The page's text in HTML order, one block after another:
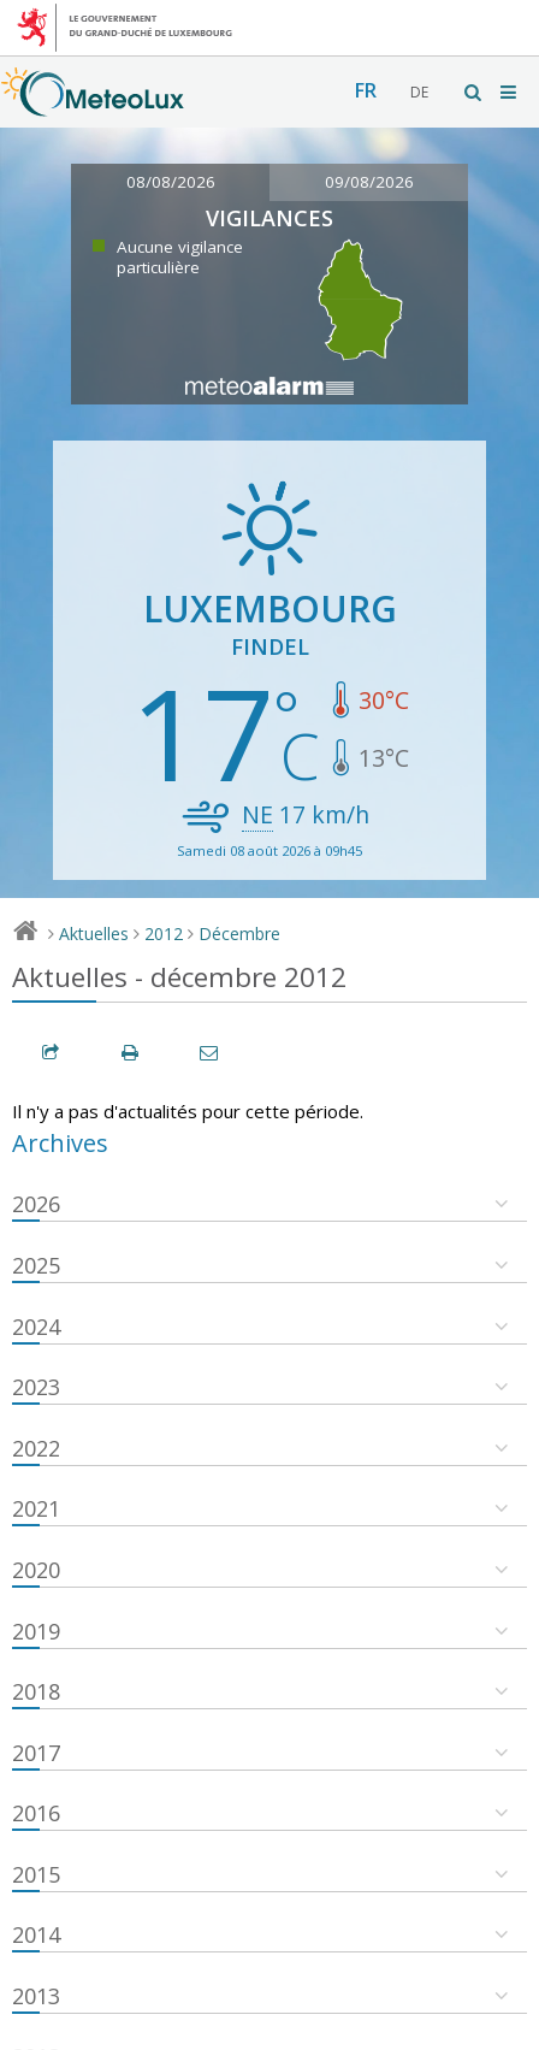
FR DE
08/08/2026 09/08/2026
VIGILANCES
Aucune vigilance
particulière
LUXEMBOURG
FINDEL
17 30°C
13°C
NE 17 km/h
Samedi 08 août 2026 à 09h45
> Aktuelles > 2012 > Décembre
Aktuelles - décembre 2012
Il n'y a pas d'actualités pour cette période.
Archives
2026
2025
2024
2023
2022
2021
2020
2019
2018
2017
2016
2015
2014
2013